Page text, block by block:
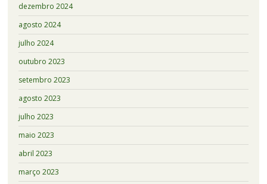
dezembro 2024
agosto 2024
julho 2024
outubro 2023
setembro 2023
agosto 2023
julho 2023
maio 2023
abril 2023
março 2023